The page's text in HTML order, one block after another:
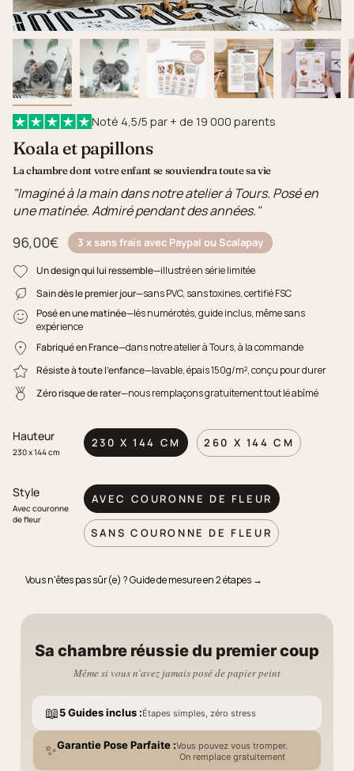
Noté 4,5/5 par + de 19 000 parents
Koala et papillons
La chambre dont votre enfant se souviendra toute sa vie
"Imaginé à la main dans notre atelier à Tours. Posé en
une matinée. Admiré pendant des années."
96,00€ 3 x sans frais avec Paypal ou Scalapay
Un design qui lui ressemble—illustré en série limitée
Sain dès le premier jour—sans PVC, sans toxines, certifié FSC
Posé en une matinée—lés numérotés, guide inclus, même sans
expérience
Fabriqué en France—dans notre atelier à Tours, à la commande
Résiste à toute l'enfance—lavable, épais 150g/m², conçu pour durer
Zéro risque de rater—nous remplaçons gratuitement tout lé abîmé
Hauteur
230 x 144 cm
230 X 144 CM 260 X 144 CM
Style
Avec couronne
de fleur
AVEC COURONNE DE FLEUR
SANS COURONNE DE FLEUR
Vous n'êtes pas sûr(e) ? Guide de mesure en 2 étapes →
Sa chambre réussie du premier coup
Même si vous n'avez jamais posé de papier peint
📖5 Guides inclus :Étapes simples, zéro stress
✨Garantie Pose Parfaite :Vous pouvez vous tromper.
On remplace gratuitement